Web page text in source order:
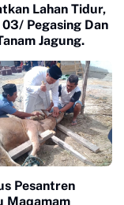
Lahan Tidur,
Pegasing Dan
Jagung.
Pesantren
Maqamam